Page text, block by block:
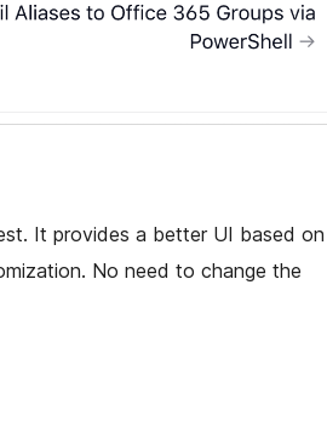
It provides a better UI based on
No need to change the